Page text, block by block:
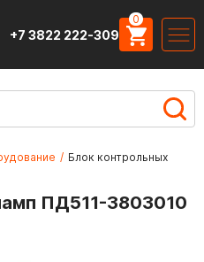
+7 3822 222-309
0
/ Блок контрольных
ПД511-3803010